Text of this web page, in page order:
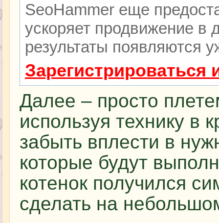
SeoHammer еще
ускоряет продвижение в
результаты появляются
Далее – просто
используя технику в
забыть вплести в
которые будут
котенок получился
сделать на